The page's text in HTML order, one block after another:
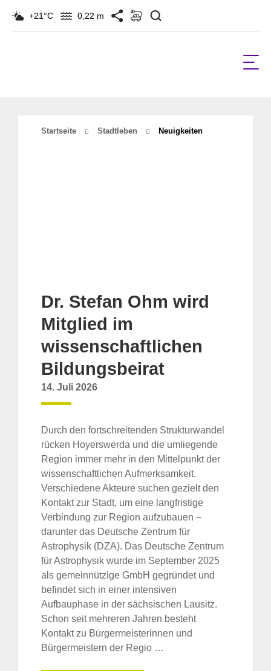
+21°C 0,22 m
Startseite Stadtleben Neuigkeiten
Dr. Stefan Ohm wird
Mitglied im
wissenschaftlichen
Bildungsbeirat
14. Juli 2026
Durch den fortschreitenden Strukturwandel
rücken Hoyerswerda und die umliegende
Region immer mehr in den Mittelpunkt der
wissenschaftlichen Aufmerksamkeit.
Verschiedene Akteure suchen gezielt den
Kontakt zur Stadt, um eine langfristige
Verbindung zur Region aufzubauen –
darunter das Deutsche Zentrum für
Astrophysik (DZA). Das Deutsche Zentrum
für Astrophysik wurde im September 2025
als gemeinnützige GmbH gegründet und
befindet sich in einer intensiven
Aufbauphase in der sächsischen Lausitz.
Schon seit mehreren Jahren besteht
Kontakt zu Bürgermeisterinnen und
Bürgermeistern der Regio …